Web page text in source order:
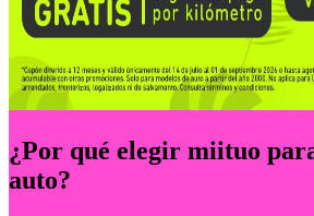
¿Por qué elegir miituo
auto?